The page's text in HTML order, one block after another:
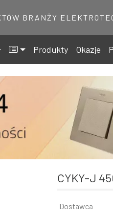
BRANŻY
Produkty Okazje
CYKY-J
Informacja
Wartość
Dostawca